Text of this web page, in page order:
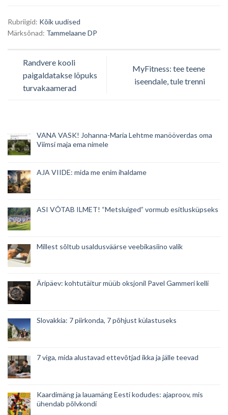
Rubriigid: Kõik uudised
Märksõnad: Tammelaane DP
Randvere kooli
paigaldatakse lõpuks
turvakaamerad
MyFitness: tee teene
iseendale, tule trenni
VANA VASK! Johanna-Maria Lehtme manööverdas oma
Viimsi maja ema nimele
AJA VIIDE: mida me enim ihaldame
ASI VÕTAB ILMET! “Metsluiged” vormub esitlusküpseks
Millest sõltub usaldusväärse veebikasiino valik
Äripäev: kohtutäitur müüb oksjonil Pavel Gammeri kelli
Slovakkia: 7 piirkonda, 7 põhjust külastuseks
7 viga, mida alustavad ettevõtjad ikka ja jälle teevad
Kaardimäng ja lauamäng Eesti kodudes: ajaproov, mis
ühendab põlvkondi